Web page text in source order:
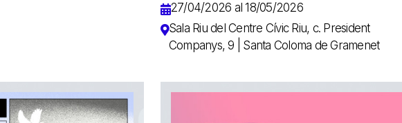
27/04/2026 al 18/05/2026
Sala Riu del Centre Cívic Riu, c. President
Companys, 9 | Santa Coloma de Gramenet